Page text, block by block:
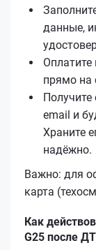
данные,
прямо на
email и
Храните
надёжно.
Важно: для
карта
Как
G25 после